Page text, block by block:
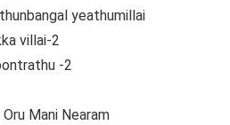
yeathumillai
villai-2
-2
Mani Nearam